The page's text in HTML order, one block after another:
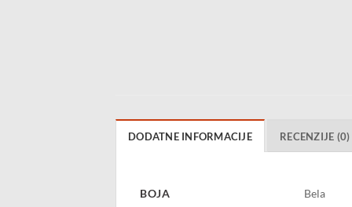
DODATNE INFORMACIJE RECENZIJE (0)
BOJA Bela